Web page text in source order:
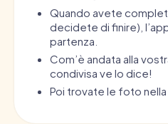
Quando avete
decidete di finire),
partenza.
Com’è andata alla
condivisa ve lo dice!
Poi trovate le foto nella